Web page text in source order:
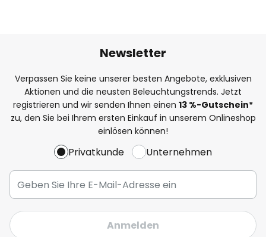
Newsletter
Verpassen Sie keine unserer besten Angebote, exklusiven
Aktionen und die neusten Beleuchtungstrends. Jetzt
registrieren und wir senden Ihnen einen 13 %-Gutschein*
zu, den Sie bei Ihrem ersten Einkauf in unserem Onlineshop
einlösen können!
Privatkunde Unternehmen
Anmelden